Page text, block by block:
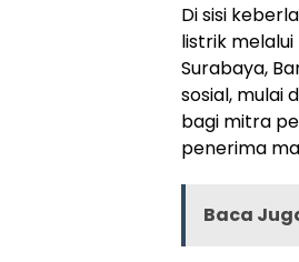
Di sisi
listrik
Surabaya,
sosial, mulai
bagi mitra
penerima
Baca